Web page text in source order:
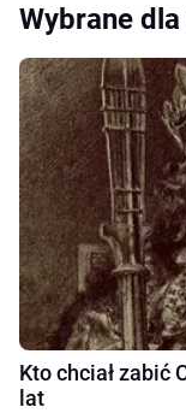
Wybrane
Kto chciał zabić
lat